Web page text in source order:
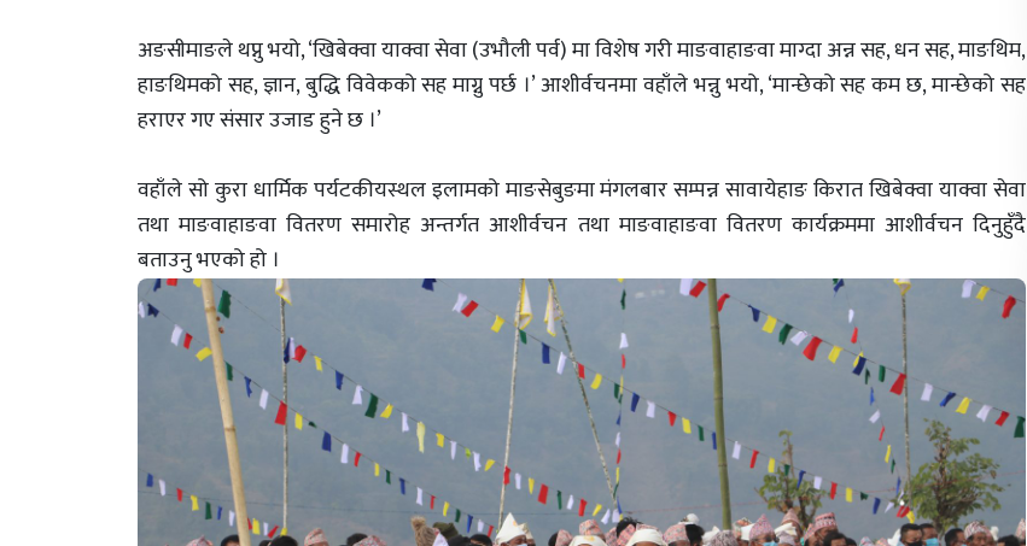
अङसीमाङले थप्नु भयो, ‘खिबेक्वा याक्वा सेवा (उभौली पर्व) मा विशेष गरी माङवाहाङवा माग्दा अन्न सह, धन सह, माङथिम,
हाङथिमको सह, ज्ञान, बुद्धि विवेकको सह माग्नु पर्छ ।’ आशीर्वचनमा वहाँले भन्नु भयो, ‘मान्छेको सह कम छ, मान्छेको सह
हराएर गए संसार उजाड हुने छ ।’
वहाँले सो कुरा धार्मिक पर्यटकीयस्थल इलामको माङसेबुङमा मंगलबार सम्पन्न सावायेहाङ किरात खिबेक्वा याक्वा सेवा
तथा माङवाहाङवा वितरण समारोह अन्तर्गत आशीर्वचन तथा माङवाहाङवा वितरण कार्यक्रममा आशीर्वचन दिनुहुँदै
बताउनु भएको हो ।